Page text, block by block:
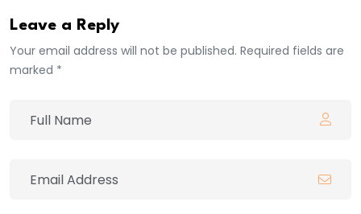
Leave a Reply
Your email address will not be published. Required fields are
marked *